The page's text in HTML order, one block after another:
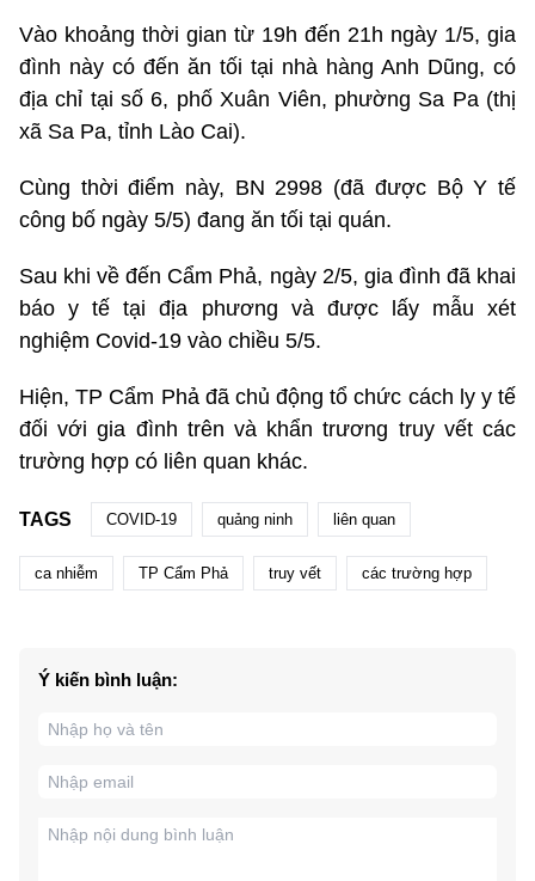
Vào khoảng thời gian từ 19h đến 21h ngày 1/5, gia
đình này có đến ăn tối tại nhà hàng Anh Dũng, có
địa chỉ tại số 6, phố Xuân Viên, phường Sa Pa (thị
xã Sa Pa, tỉnh Lào Cai).
Cùng thời điểm này, BN 2998 (đã được Bộ Y tế
công bố ngày 5/5) đang ăn tối tại quán.
Sau khi về đến Cẩm Phả, ngày 2/5, gia đình đã khai
báo y tế tại địa phương và được lấy mẫu xét
nghiệm Covid-19 vào chiều 5/5.
Hiện, TP Cẩm Phả đã chủ động tổ chức cách ly y tế
đối với gia đình trên và khẩn trương truy vết các
trường hợp có liên quan khác.
TAGS COVID-19 quảng ninh liên quan
ca nhiễm TP Cẩm Phả truy vết các trường hợp
Ý kiến bình luận: